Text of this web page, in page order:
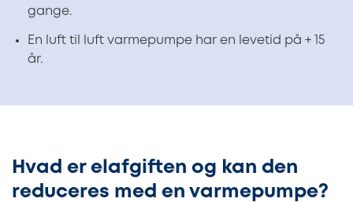
gange.
En luft til luft varmepumpe har en levetid på + 15
år.
Hvad er elafgiften og kan den
reduceres med en varmepumpe?